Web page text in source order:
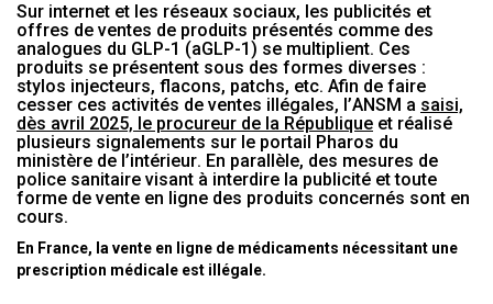
Sur internet et les réseaux sociaux, les publicités et
offres de ventes de produits présentés comme des
analogues du GLP-1 (aGLP-1) se multiplient. Ces
produits se présentent sous des formes diverses :
stylos injecteurs, flacons, patchs, etc. Afin de faire
cesser ces activités de ventes illégales, l’ANSM a saisi,
dès avril 2025, le procureur de la République et réalisé
plusieurs signalements sur le portail Pharos du
ministère de l’intérieur. En parallèle, des mesures de
police sanitaire visant à interdire la publicité et toute
forme de vente en ligne des produits concernés sont en
cours.
En France, la vente en ligne de médicaments nécessitant une
prescription médicale est illégale.